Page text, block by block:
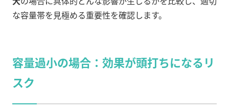
な容量帯を見極める重要性を確認します。
容量過小の場合：効果が頭打ちになるリ
スク